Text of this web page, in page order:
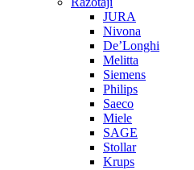
JURA
Nivona
De’Longhi
Melitta
Siemens
Philips
Saeco
Miele
SAGE
Stollar
Krups